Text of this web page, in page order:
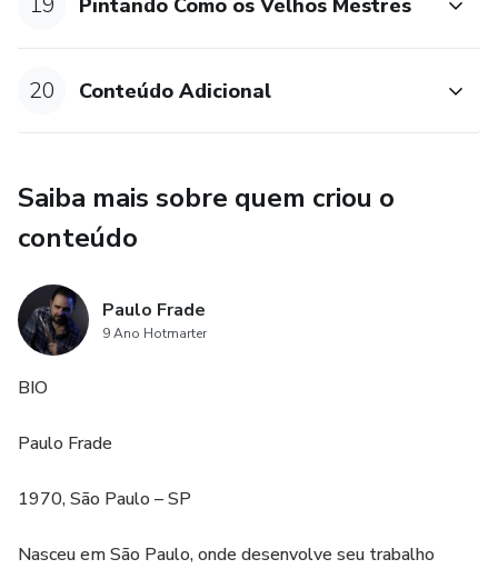
Pintando Como os Velhos Mestres
20 Conteúdo Adicional
Saiba mais sobre quem criou o
conteúdo
Paulo Frade
9 Ano Hotmarter
BIO
Paulo Frade
1970, São Paulo – SP
Nasceu em São Paulo, onde desenvolve seu trabalho